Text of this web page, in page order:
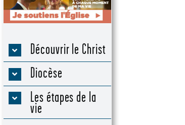
Découvrir le Christ
Diocèse
Les étapes de la
vie